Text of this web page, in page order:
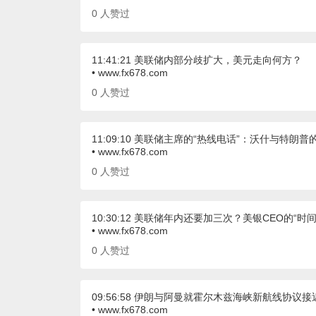
0 人赞过
11:41:21 美联储内部分歧扩大，美元走向何方？
• www.fx678.com
0 人赞过
11:09:10 美联储主席的“热线电话”：沃什与特朗普
• www.fx678.com
0 人赞过
10:30:12 美联储年内还要加三次？美银CEO的“时
• www.fx678.com
0 人赞过
09:56:58 伊朗与阿曼就霍尔木兹海峡新航线协议接
• www.fx678.com